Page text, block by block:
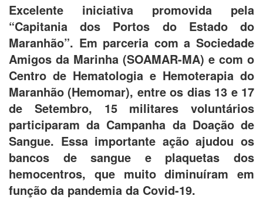
Excelente iniciativa promovida pela
“Capitania dos Portos do Estado do
Maranhão”. Em parceria com a Sociedade
Amigos da Marinha (SOAMAR-MA) e com o
Centro de Hematologia e Hemoterapia do
Maranhão (Hemomar), entre os dias 13 e 17
de Setembro, 15 militares voluntários
participaram da Campanha da Doação de
Sangue. Essa importante ação ajudou os
bancos de sangue e plaquetas dos
hemocentros, que muito diminuíram em
função da pandemia da Covid-19.